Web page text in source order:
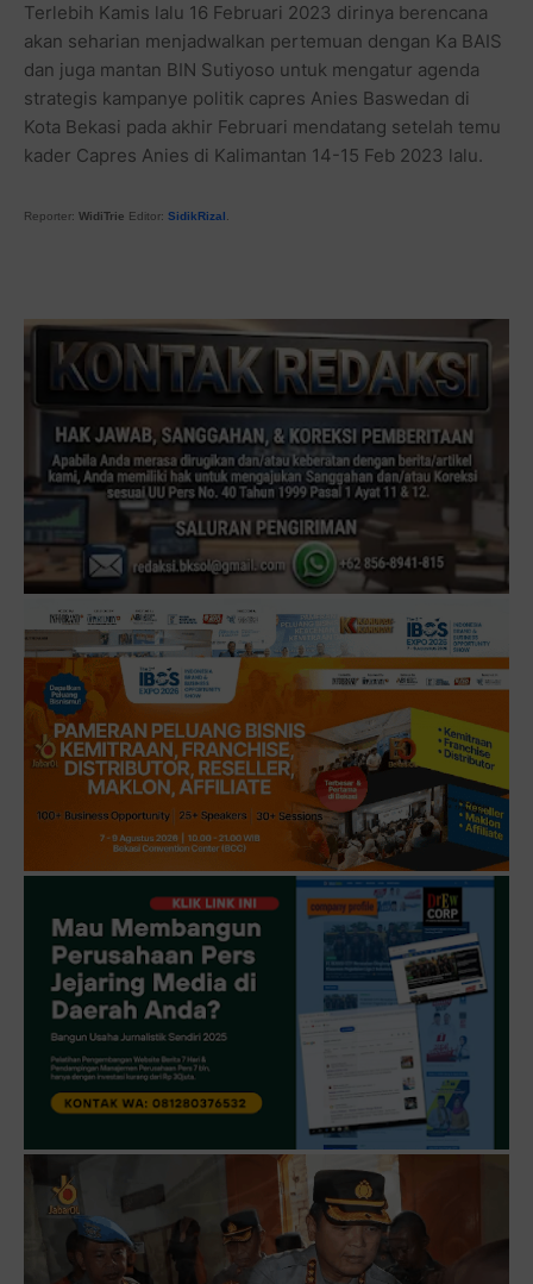
Terlebih Kamis lalu 16 Februari 2023 dirinya berencana
akan seharian menjadwalkan pertemuan dengan Ka BAIS
dan juga mantan BIN Sutiyoso untuk mengatur agenda
strategis kampanye politik capres Anies Baswedan di
Kota Bekasi pada akhir Februari mendatang setelah temu
kader Capres Anies di Kalimantan 14-15 Feb 2023 lalu.
Reporter: WidiTrie Editor: SidikRizal.